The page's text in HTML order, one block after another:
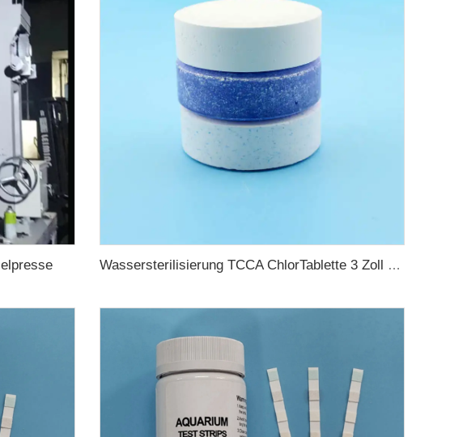
Wassersterilisierung TCCA ChlorTablette 3 Zoll Trichloroisocyanursäure